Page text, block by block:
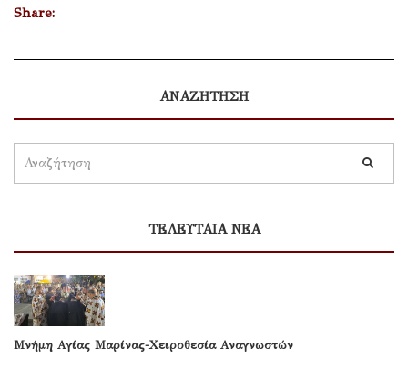
Share:
ΑΝΑΖΗΤΗΣΗ
ΤΕΛΕΥΤΑΙΑ ΝΕΑ
Μνήμη Αγίας Μαρίνας-Χειροθεσία Αναγνωστών